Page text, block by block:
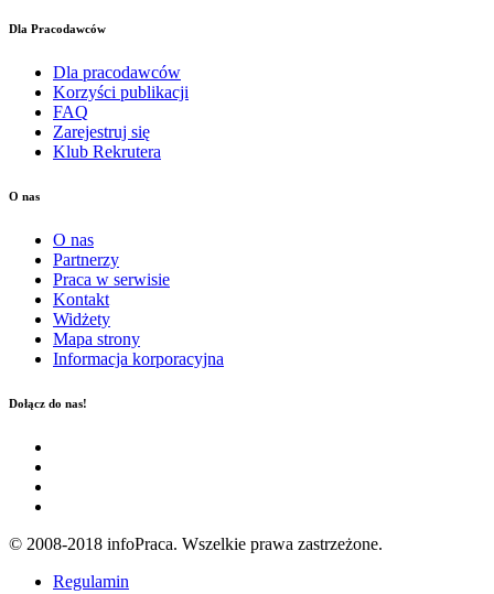
Dla Pracodawców
Dla pracodawców
Korzyści publikacji
FAQ
Zarejestruj się
Klub Rekrutera
O nas
O nas
Partnerzy
Praca w serwisie
Kontakt
Widżety
Mapa strony
Informacja korporacyjna
Dołącz do nas!
© 2008-2018 infoPraca. Wszelkie prawa zastrzeżone.
Regulamin